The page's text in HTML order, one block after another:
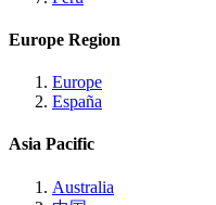
Europe Region
Europe
España
Asia Pacific
Australia